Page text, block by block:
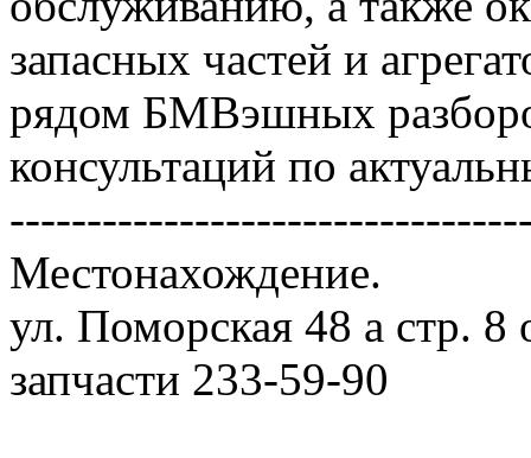
запасных частей и
рядом БМВэшных
консультаций по
Местонахождение.
ул. Поморская 48 а стр.
запчасти 233-59-90